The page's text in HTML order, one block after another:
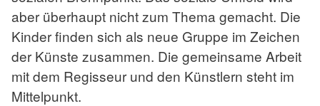
aber überhaupt nicht zum Thema gemacht. Die
Kinder finden sich als neue Gruppe im Zeichen
der Künste zusammen. Die gemeinsame Arbeit
mit dem Regisseur und den Künstlern steht im
Mittelpunkt.